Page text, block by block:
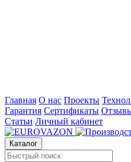
Главная О нас Проекты
Гарантия Сертификаты
Статьи Личный кабинет
Каталог